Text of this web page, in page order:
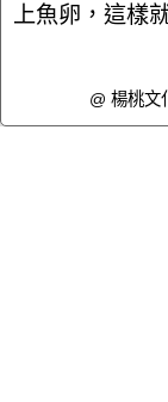
上魚卵，這樣
@ 楊桃文